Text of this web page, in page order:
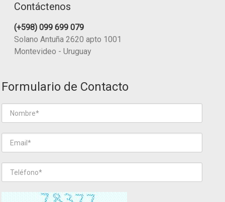
Contáctenos
(+598) 099 699 079
Solano Antuña 2620 apto 1001
Montevideo - Uruguay
Formulario de Contacto